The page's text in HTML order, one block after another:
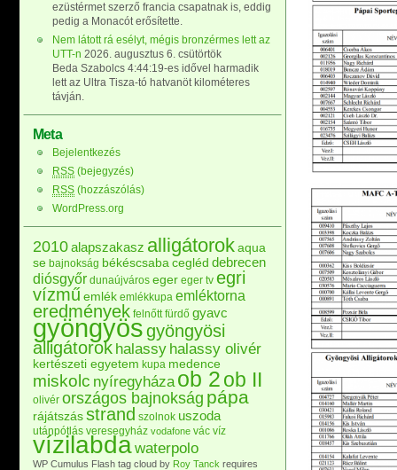
ezüstérmet szerző francia csapatnak is, eddig
pedig a Monacót erősítette.
Nem látott rá esélyt, mégis bronzérmes lett az
UTT-n 2026. augusztus 6. csütörtök
Beda Szabolcs 4:44:19-es idővel harmadik
lett az Ultra Tisza-tó hatvanöt kilométeres
távján.
Meta
Bejelentkezés
RSS (bejegyzés)
RSS (hozzászólás)
WordPress.org
2010alapszakasz alligátorokaqua
se bajnokság békéscsaba cegléd debrecen
diósgyőr dunaújváros eger eger tv egri
vízműemlék emlékkupa emléktorna
eredmények felnőtt fürdő gyavc
gyöngyösgyöngyösi
alligátorok halassy halassy olivér
kertészeti egyetem kupa medence
miskolc nyíregyháza ob 2ob II
olivér országos bajnokság pápa
rájátszás strand szolnok uszoda
utánpótlás veresegyház vodafone vác víz
vízilabdawaterpolo
WP Cumulus Flash tag cloud by Roy Tanck requires